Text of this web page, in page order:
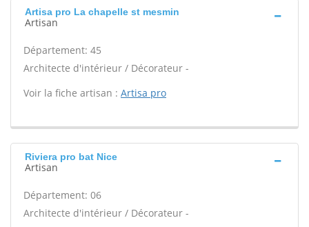
Artisa pro La chapelle st mesmin
Artisan
Département: 45
Architecte d'intérieur / Décorateur -
Voir la fiche artisan : Artisa pro
Riviera pro bat Nice
Artisan
Département: 06
Architecte d'intérieur / Décorateur -